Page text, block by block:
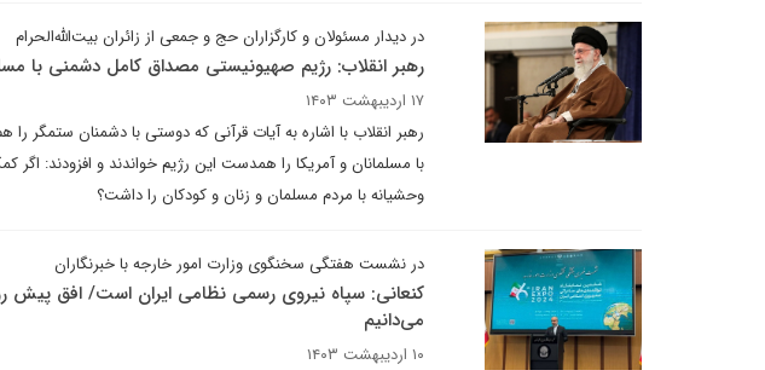
در دیدار مسئولان و کارگزاران حج و جمعی از زائران بیت‌الله‌الحرام
رهبر انقلاب: رژیم صهیونیستی مصداق کامل دشمنی با
۱۷ اردیبهشت ۱۴۰۳
رهبر انقلاب با اشاره به آیات قرآنی که دوستی با دشمنان ستمگر
با مسلمانان و آمریکا را همدست این رژیم خواندند و افزودند: اگر
وحشیانه با مردم مسلمان و زنان و کودکان را داشت؟
در نشست هفتگی سخنگوی وزارت امور خارجه با خبرنگاران
کنعانی: سپاه نیروی رسمی نظامی ایران است/ افق پیش رو
می‌دانیم
۱۰ اردیبهشت ۱۴۰۳